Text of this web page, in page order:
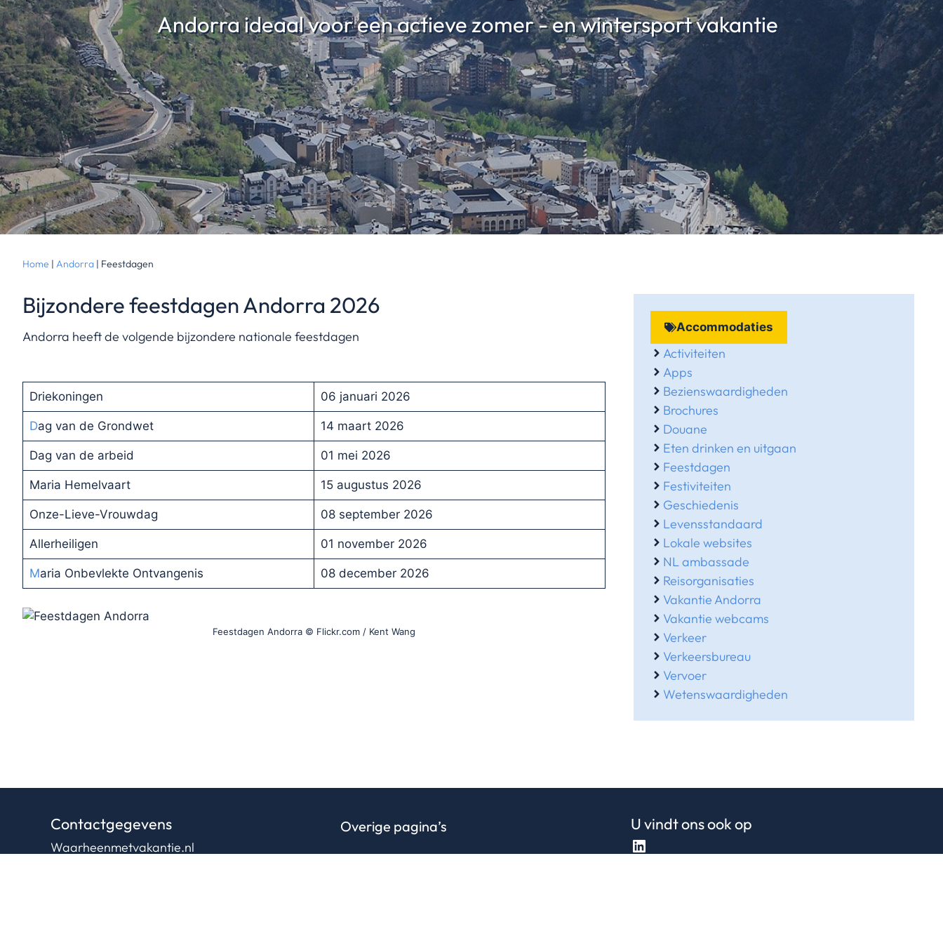
Andorra ideaal voor een actieve zomer - en wintersport vakantie
Home | Andorra | Feestdagen
Bijzondere feestdagen Andorra 2026
Andorra heeft de volgende bijzondere nationale feestdagen
Driekoningen 06 januari 2026
Dag van de Grondwet 14 maart 2026
Dag van de arbeid 01 mei 2026
Maria Hemelvaart 15 augustus 2026
Onze-Lieve-Vrouwdag 08 september 2026
Allerheiligen 01 november 2026
Maria Onbevlekte Ontvangenis 08 december 2026
Feestdagen Andorra © Flickr.com / Kent Wang
Accommodaties
Activiteiten
Apps
Bezienswaardigheden
Brochures
Douane
Eten drinken en uitgaan
Feestdagen
Festiviteiten
Geschiedenis
Levensstandaard
Lokale websites
NL ambassade
Reisorganisaties
Vakantie Andorra
Vakantie webcams
Verkeer
Verkeersbureau
Vervoer
Wetenswaardigheden
Contactgegevens
Waarheenmetvakantie.nl
Overige pagina’s U vindt ons ook op
LinkedIn